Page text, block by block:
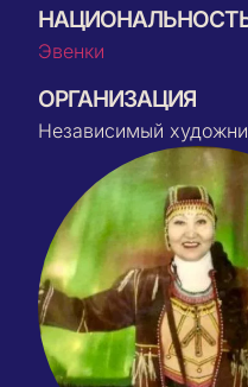
Эвенки
ОРГАНИЗАЦИЯ
Независимый